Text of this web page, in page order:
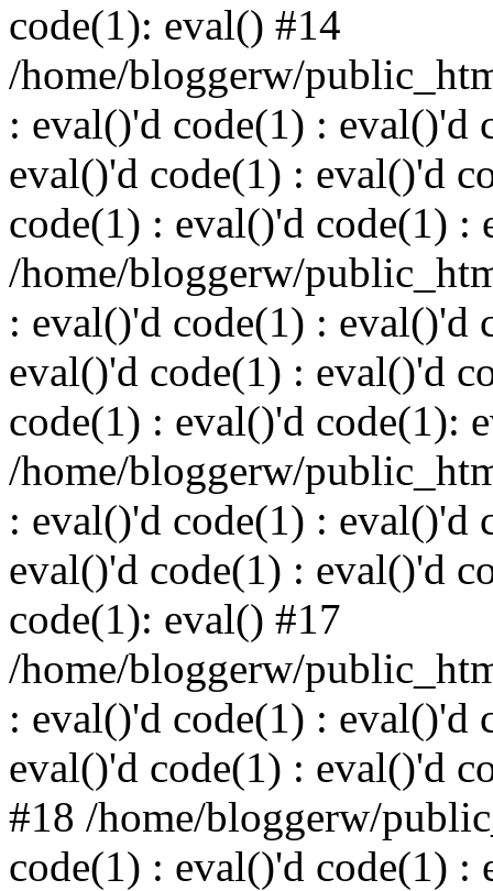
code(1): eval() #14
/home/bloggerw/
: eval()'d code(1) : eval()'d
eval()'d code(1) : eval()'d
code(1) : eval()'d code(1) :
/home/bloggerw/
: eval()'d code(1) : eval()'d
eval()'d code(1) : eval()'d
code(1) : eval()'d code(1):
/home/bloggerw/
: eval()'d code(1) : eval()'d
eval()'d code(1) : eval()'d
code(1): eval() #17
/home/bloggerw/
: eval()'d code(1) : eval()'d
eval()'d code(1) : eval()'d
#18 /home/bloggerw/
code(1) : eval()'d code(1) :